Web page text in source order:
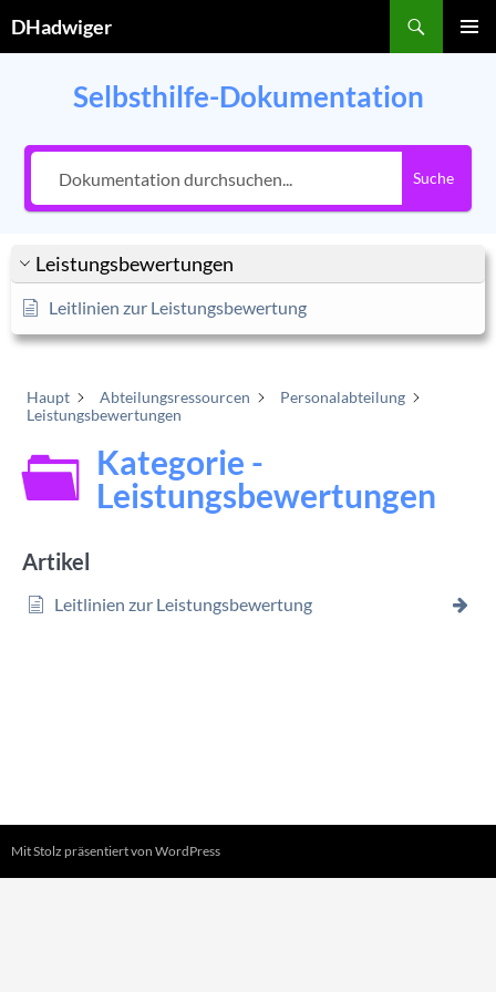
Inhalt
DHadwiger
Selbsthilfe-Dokumentation
Suche
Leistungsbewertungen
Leitlinien zur Leistungsbewertung
Haupt Abteilungsressourcen
Personalabteilung
Leistungsbewertungen
Kategorie -
Leistungsbewertungen
Artikel
Leitlinien zur Leistungsbewertung
Mit Stolz präsentiert von WordPress